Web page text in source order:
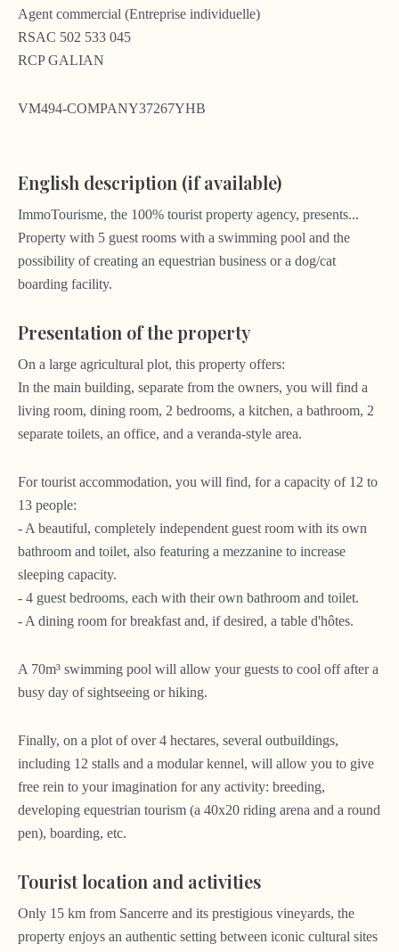
Agent commercial (Entreprise individuelle)
RSAC 502 533 045
RCP GALIAN
VM494-COMPANY37267YHB
English description (if available)
ImmoTourisme, the 100% tourist property agency, presents...
Property with 5 guest rooms with a swimming pool and the
possibility of creating an equestrian business or a dog/cat
boarding facility.
Presentation of the property
On a large agricultural plot, this property offers:
In the main building, separate from the owners, you will find a
living room, dining room, 2 bedrooms, a kitchen, a bathroom, 2
separate toilets, an office, and a veranda-style area.
For tourist accommodation, you will find, for a capacity of 12 to
13 people:
- A beautiful, completely independent guest room with its own
bathroom and toilet, also featuring a mezzanine to increase
sleeping capacity.
- 4 guest bedrooms, each with their own bathroom and toilet.
- A dining room for breakfast and, if desired, a table d'hôtes.
A 70m³ swimming pool will allow your guests to cool off after a
busy day of sightseeing or hiking.
Finally, on a plot of over 4 hectares, several outbuildings,
including 12 stalls and a modular kennel, will allow you to give
free rein to your imagination for any activity: breeding,
developing equestrian tourism (a 40x20 riding arena and a round
pen), boarding, etc.
Tourist location and activities
Only 15 km from Sancerre and its prestigious vineyards, the
property enjoys an authentic setting between iconic cultural sites